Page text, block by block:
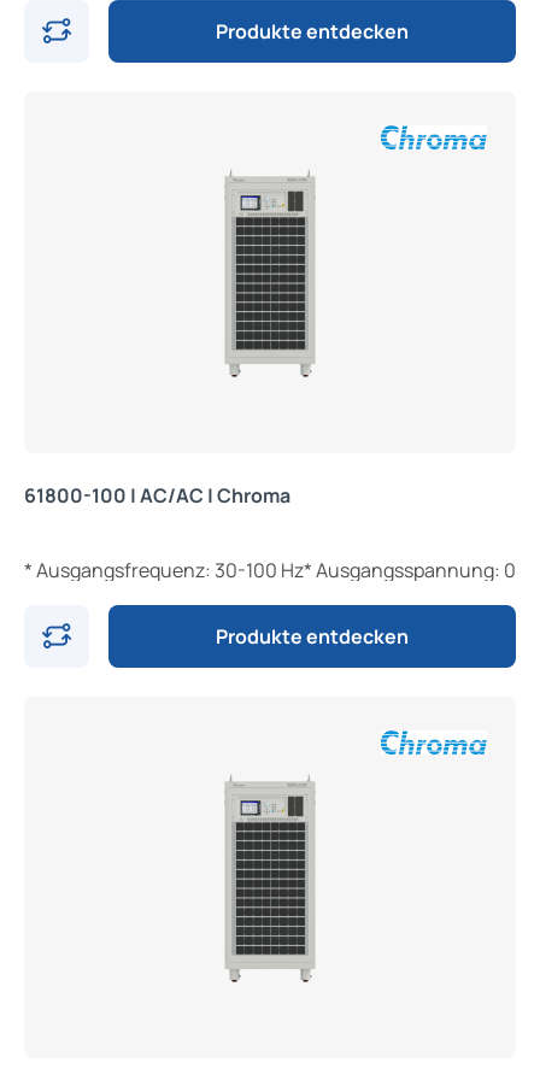
Produkte entdecken
61800-100 | AC/AC | Chroma
* Ausgangsfrequenz: 30-100 Hz* Ausgangsspannung: 0-
Produkte entdecken